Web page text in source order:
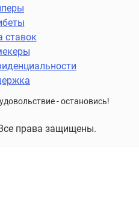
ставок
- остановись!
права защищены.